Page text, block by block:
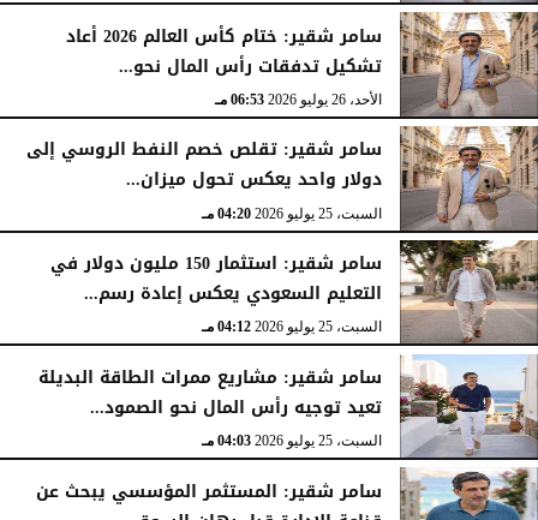
الأحد، 26 يوليو 2026 07:03 مـ
سامر شقير: ختام كأس العالم 2026 أعاد
تشكيل تدفقات رأس المال نحو...
الأحد، 26 يوليو 2026 06:53 مـ
سامر شقير: تقلص خصم النفط الروسي إلى
دولار واحد يعكس تحول ميزان...
السبت، 25 يوليو 2026 04:20 مـ
سامر شقير: استثمار 150 مليون دولار في
التعليم السعودي يعكس إعادة رسم...
السبت، 25 يوليو 2026 04:12 مـ
سامر شقير: مشاريع ممرات الطاقة البديلة
تعيد توجيه رأس المال نحو الصمود...
السبت، 25 يوليو 2026 04:03 مـ
سامر شقير: المستثمر المؤسسي يبحث عن